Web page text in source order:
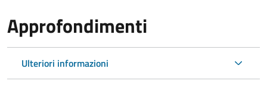
Approfondimenti
Ulteriori informazioni